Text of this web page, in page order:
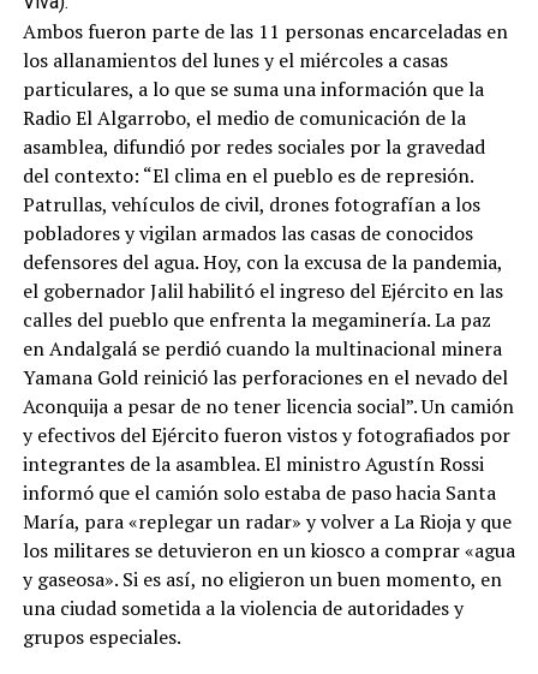
Ambos fueron parte de las 11 personas encarceladas en
los allanamientos del lunes y el miércoles a casas
particulares, a lo que se suma una información que la
Radio El Algarrobo, el medio de comunicación de la
asamblea, difundió por redes sociales por la gravedad
del contexto: “El clima en el pueblo es de represión.
Patrullas, vehículos de civil, drones fotografían a los
pobladores y vigilan armados las casas de conocidos
defensores del agua. Hoy, con la excusa de la pandemia,
el gobernador Jalil habilitó el ingreso del Ejército en las
calles del pueblo que enfrenta la megaminería. La paz
en Andalgalá se perdió cuando la multinacional minera
Yamana Gold reinició las perforaciones en el nevado del
Aconquija a pesar de no tener licencia social”. Un camión
y efectivos del Ejército fueron vistos y fotografiados por
integrantes de la asamblea. El ministro Agustín Rossi
informó que el camión solo estaba de paso hacia Santa
María, para «replegar un radar» y volver a La Rioja y que
los militares se detuvieron en un kiosco a comprar «agua
y gaseosa». Si es así, no eligieron un buen momento, en
una ciudad sometida a la violencia de autoridades y
grupos especiales.